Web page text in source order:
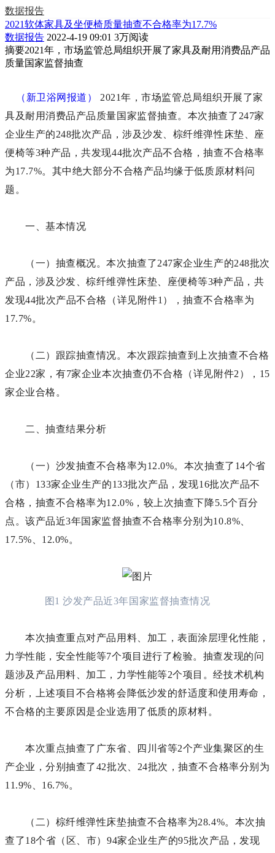
数据报告
2021软体家具及坐便椅质量抽查不合格率为17.7%
数据报告 2022-4-19 09:01 3万阅读
摘要2021年，市场监管总局组织开展了家具及耐用消费品产品
质量国家监督抽查
（新卫浴网报道） 2021年，市场监管总局组织开展了家
具及耐用消费品产品质量国家监督抽查。 本次抽查了247家
企业生产的248批次产品，涉及沙发、棕纤维弹性床垫、座
便椅等3种产品，共发现44批次产品不合格，抽查不合格率
为17.7%。其中绝大部分不合格产品均缘于低质原材料问
题。
一、基本情况
（一）抽查概况。本次抽查了247家企业生产的248批次
产品，涉及沙发、棕纤维弹性床垫、座便椅等3种产品，共
发现44批次产品不合格（详见附件1），抽查不合格率为
17.7%。
（二）跟踪抽查情况。本次跟踪抽查到上次抽查不合格
企业22家，有7家企业本次抽查仍不合格（详见附件2），15
家企业合格。
二、抽查结果分析
（一）沙发抽查不合格率为12.0%。本次抽查了14个省
（市）133家企业生产的133批次产品，发现16批次产品不
合格，抽查不合格率为12.0%，较上次抽查下降5.5个百分
点。该产品近3年国家监督抽查不合格率分别为10.8%、
17.5%、12.0%。
图1 沙发产品近3年国家监督抽查情况
本次抽查重点对产品用料、加工，表面涂层理化性能，
力学性能，安全性能等7个项目进行了检验。抽查发现的问
题涉及产品用料、加工，力学性能等2个项目。经技术机构
分析，上述项目不合格将会降低沙发的舒适度和使用寿命，
不合格的主要原因是企业选用了低质的原材料。
本次重点抽查了广东省、四川省等2个产业集聚区的生
产企业，分别抽查了42批次、24批次，抽查不合格率分别为
11.9%、16.7%。
（二）棕纤维弹性床垫抽查不合格率为28.4%。本次抽
查了18个省（区、市）94家企业生产的95批次产品，发现